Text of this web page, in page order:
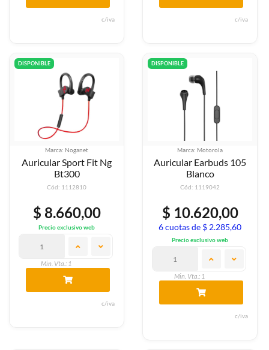
c/iva c/iva
DISPONIBLE
Marca: Noganet
Auricular Sport Fit Ng
Bt300
Cód: 1112810
$ 8.660,00
Precio exclusivo web
Min. Vta.: 1
c/iva
DISPONIBLE
Marca: Motorola
Auricular Earbuds 105
Blanco
Cód: 1119042
$ 10.620,00
6 cuotas de $ 2.285,60
Precio exclusivo web
Min. Vta.: 1
c/iva